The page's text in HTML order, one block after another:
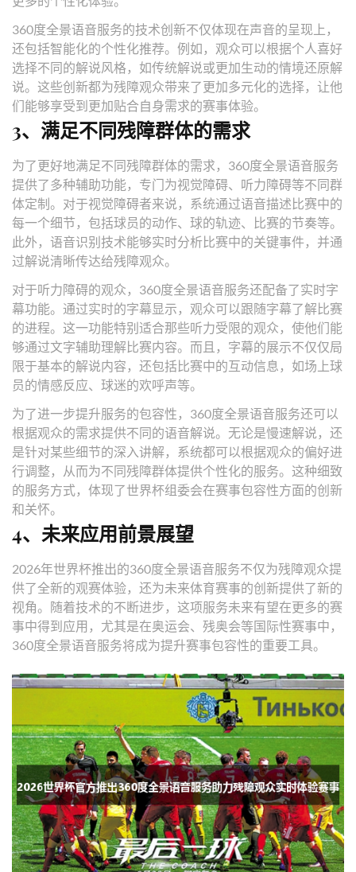
360度全景语音服务的技术创新不仅体现在声音的呈现上，
还包括智能化的个性化推荐。例如，观众可以根据个人喜好
选择不同的解说风格，如传统解说或更加生动的情境还原解
说。这些创新都为残障观众带来了更加多元化的选择，让他
们能够享受到更加贴合自身需求的赛事体验。
3、满足不同残障群体的需求
为了更好地满足不同残障群体的需求，360度全景语音服务
提供了多种辅助功能，专门为视觉障碍、听力障碍等不同群
体定制。对于视觉障碍者来说，系统通过语音描述比赛中的
每一个细节，包括球员的动作、球的轨迹、比赛的节奏等。
此外，语音识别技术能够实时分析比赛中的关键事件，并通
过解说清晰传达给残障观众。
对于听力障碍的观众，360度全景语音服务还配备了实时字
幕功能。通过实时的字幕显示，观众可以跟随字幕了解比赛
的进程。这一功能特别适合那些听力受限的观众，使他们能
够通过文字辅助理解比赛内容。而且，字幕的展示不仅仅局
限于基本的解说内容，还包括比赛中的互动信息，如场上球
员的情感反应、球迷的欢呼声等。
为了进一步提升服务的包容性，360度全景语音服务还可以
根据观众的需求提供不同的语音解说。无论是慢速解说，还
是针对某些细节的深入讲解，系统都可以根据观众的偏好进
行调整，从而为不同残障群体提供个性化的服务。这种细致
的服务方式，体现了世界杯组委会在赛事包容性方面的创新
和关怀。
4、未来应用前景展望
2026年世界杯推出的360度全景语音服务不仅为残障观众提
供了全新的观赛体验，还为未来体育赛事的创新提供了新的
视角。随着技术的不断进步，这项服务未来有望在更多的赛
事中得到应用，尤其是在奥运会、残奥会等国际性赛事中，
360度全景语音服务将成为提升赛事包容性的重要工具。